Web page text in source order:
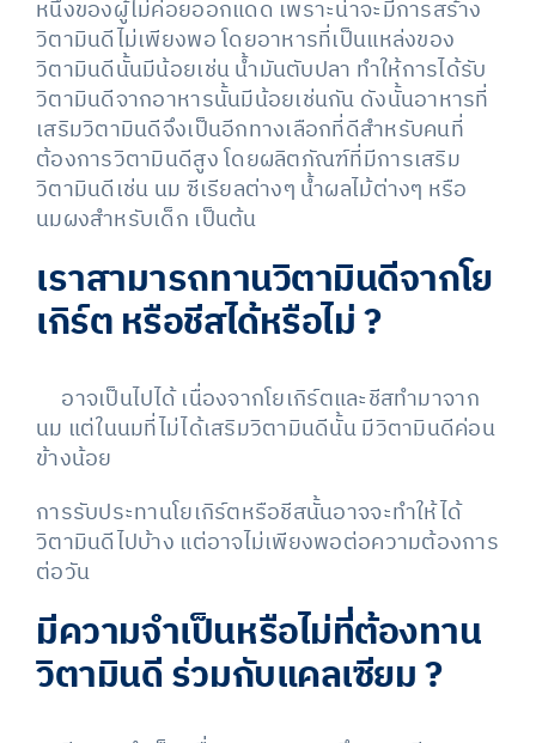
หนึ่งของผู้ไม่ค่อยออกแดด เพราะน่าจะมีการสร้าง
วิตามินดีไม่เพียงพอ โดยอาหารที่เป็นแหล่งของ
วิตามินดีนั้นมีน้อยเช่น น้ำมันตับปลา ทำให้การได้รับ
วิตามินดีจากอาหารนั้นมีน้อยเช่นกัน ดังนั้นอาหารที่
เสริมวิตามินดีจึงเป็นอีกทางเลือกที่ดีสำหรับคนที่
ต้องการวิตามินดีสูง โดยผลิตภัณฑ์ที่มีการเสริม
วิตามินดีเช่น นม ซีเรียลต่างๆ น้ำผลไม้ต่างๆ หรือ
นมผงสำหรับเด็ก เป็นต้น
เราสามารถทานวิตามินดีจากโย
เกิร์ต หรือชีสได้หรือไม่?
อาจเป็นไปได้ เนื่องจากโยเกิร์ตและชีสทำมาจาก
นม แต่ในนมที่ไม่ได้เสริมวิตามินดีนั้น มีวิตามินดีค่อน
ข้างน้อย
การรับประทานโยเกิร์ตหรือชีสนั้นอาจจะทำให้ได้
วิตามินดีไปบ้าง แต่อาจไม่เพียงพอต่อความต้องการ
ต่อวัน
มีความจำเป็นหรือไม่ที่ต้องทาน
วิตามินดี ร่วมกับแคลเซียม?